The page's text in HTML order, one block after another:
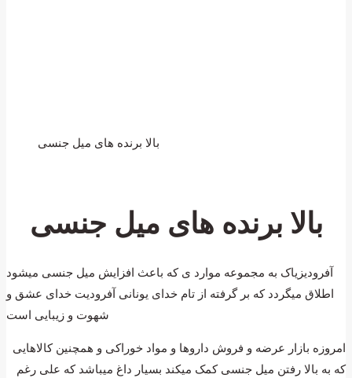
بالا برنده های میل جنسی
بالا برنده های میل جنسی
آفرودیزیاک به مجموعه موارد ی که باعث افزایش میل جنسی میشود
اطلاق میگردد که بر گرفته از تام خدای یونانی آفرودیت خدای عشق و
شهوت و زیبایی است
امروزه بازار عرضه و فروش داروها و مواد خوراکی و همچنین کالاهایی
که به بالا رفتن میل جنسی کمک میکند بسیار داغ میباشد که علی رغم